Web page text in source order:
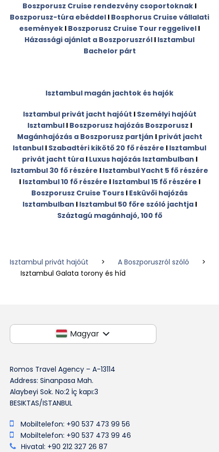
Boszporusz Cruise rendezvény csoportoknak I
Boszporusz-túra ebéddel I Bosphorus Cruise vállalati
események I Boszporusz Cruise Tour reggelivel I
Házassági ajánlat a Boszporuszról I Isztambul
Bachelor párt
Isztambul magán jachtok és hajók
Isztambul privát jacht hajóút I Személyi hajóút
IsztambulI Boszporusz hajózás Boszporusz I
Magánhajózás a Boszporusz partján I privát jacht
Istanbul I Szabadtéri kikötő 20 fő részére I Isztambul
privát jacht túraI Luxus hajózás Isztambulban I
Isztambul 30 fő részére I Isztambul Yacht 5 fő részére
I Isztambul 10 fő részére I Isztambul 15 fő részére I
Boszporusz Cruise Tours I Esküvői hajózás
Isztambulban I Isztambul 50 főre szóló jachtjaI
Száztagú magánhajó, 100 fő
Isztambul privát hajóút > A Boszporuszról szóló
>
Isztambul Galata torony és híd
Magyar
Romos Travel Agency – A-13114
Address: Sinanpasa Mah.
Alaybeyi Sok. No:2 İç kapı:3
BESIKTAS/ISTANBUL
Mobiltelefon: +90 537 473 99 56
Mobiltelefon: +90 537 473 99 46
Hivatal: +90 212 327 26 87